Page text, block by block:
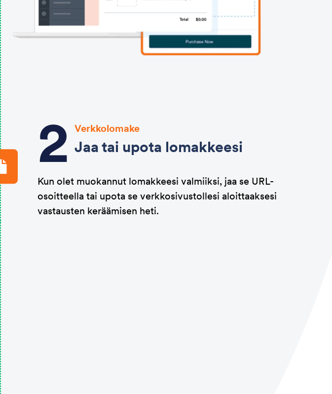
Verkkolomake
Jaa tai upota lomakkeesi
Kun olet muokannut lomakkeesi valmiiksi, jaa se URL-
osoitteella tai upota se verkkosivustollesi aloittaaksesi
vastausten keräämisen heti.